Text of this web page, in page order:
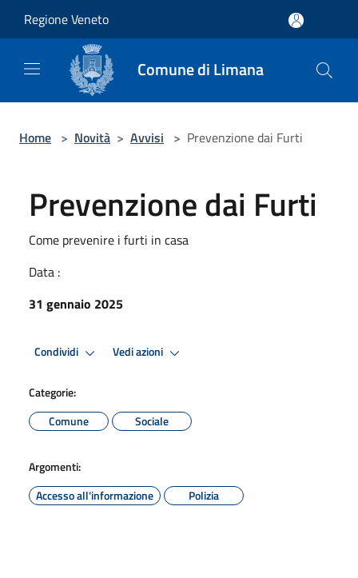
Regione Veneto
Comune di Limana
Home > Novità > Avvisi > Prevenzione dai Furti
Prevenzione dai Furti
Come prevenire i furti in casa
Data :
31 gennaio 2025
Condividi Vedi azioni
Categorie:
Comune
Sociale
Argomenti:
Accesso all'informazione
Polizia